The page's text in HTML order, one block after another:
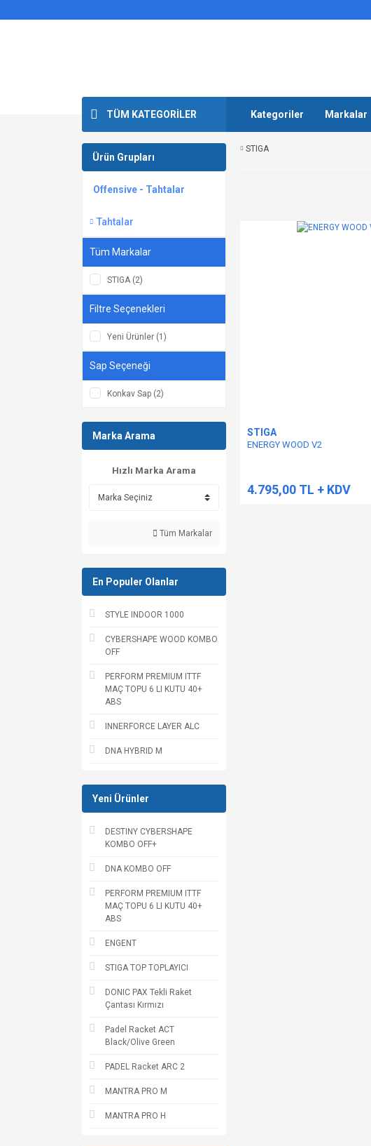
TÜM KATEGORİLER Kategoriler Markalar
Ürün Grupları
Offensive - Tahtalar
Tahtalar
Tüm Markalar
STIGA (2)
Filtre Seçenekleri
Yeni Ürünler (1)
Sap Seçeneği
Konkav Sap (2)
Marka Arama
Hızlı Marka Arama
Tüm Markalar
En Populer Olanlar
STYLE INDOOR 1000
CYBERSHAPE WOOD KOMBO
OFF
PERFORM PREMIUM ITTF
MAÇ TOPU 6 LI KUTU 40+
ABS
INNERFORCE LAYER ALC
DNA HYBRID M
Yeni Ürünler
DESTINY CYBERSHAPE
KOMBO OFF+
DNA KOMBO OFF
PERFORM PREMIUM ITTF
MAÇ TOPU 6 LI KUTU 40+
ABS
ENGENT
STIGA TOP TOPLAYICI
DONIC PAX Tekli Raket
Çantası Kırmızı
Padel Racket ACT
Black/Olive Green
PADEL Racket ARC 2
MANTRA PRO M
MANTRA PRO H
STIGA
STIGA
ENERGY WOOD V2
4.795,00 TL + KDV